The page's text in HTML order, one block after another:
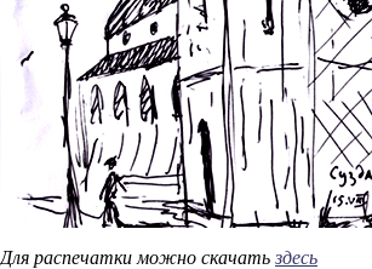
Для распечатки можно скачать здесь